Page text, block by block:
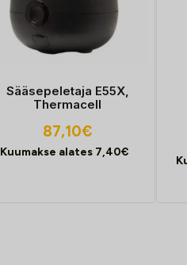
Sääsepeletaja E55X,
Thermacell
87,10€
Kuumakse alates 7,40€